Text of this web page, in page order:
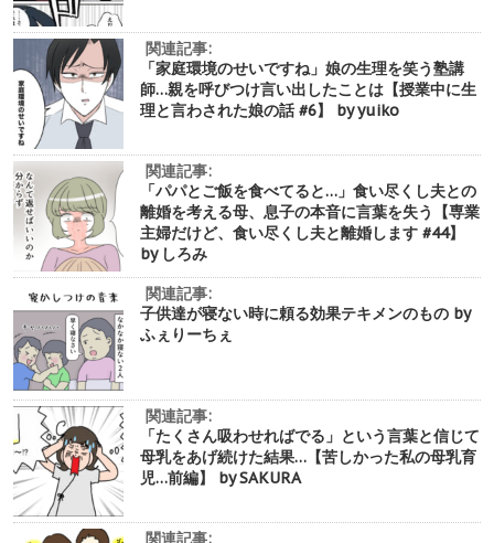
関連記事:
「家庭環境のせいですね」娘の生理を笑う塾講
師…親を呼びつけ言い出したことは【授業中に生
理と言わされた娘の話 #6】 by yuiko
関連記事:
「パパとご飯を食べてると…」食い尽くし夫との
離婚を考える母、息子の本音に言葉を失う【専業
主婦だけど、食い尽くし夫と離婚します #44】
by しろみ
関連記事:
子供達が寝ない時に頼る効果テキメンのもの by
ふぇりーちぇ
関連記事:
「たくさん吸わせればでる」という言葉と信じて
母乳をあげ続けた結果…【苦しかった私の母乳育
児…前編】 by SAKURA
関連記事: